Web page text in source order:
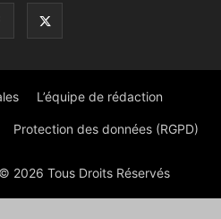
L’équipe de rédaction
Protection des données (RGPD)
2026 Tous Droits Réservés